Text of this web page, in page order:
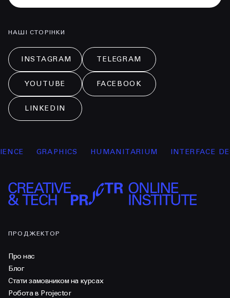
НАШІ СТОРІНКИ
INSTAGRAM TELEGRAM
YOUTUBE FACEBOOK
LINKEDIN
GRAPHICS HUMANITARIUM INTERFACE
ПРОДЖЕКТОР
Про нас
Блог
Стати замовником на курсах
Робота в Projector